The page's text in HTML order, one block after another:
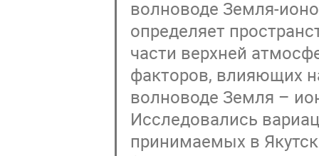
волноводе Земля-
определяет
части верхней
факторов, влияющих
волноводе Земля –
Исследовались
принимаемых в